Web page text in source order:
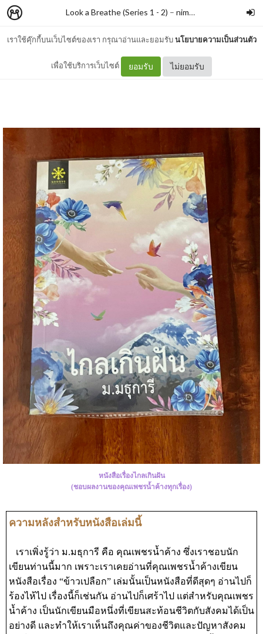
เราใช้คุ๊กกี้บนเว็บไซต์ของเรา กรุณาอ่านและยอมรับนโยบายความเป็นส่วนตัว
เพื่อใช้บริการเว็บไซต์ ยอมรับ ไม่ยอมรับ
Look a Breathe (Series 1 - 2) – nimon
รีวิวหนังสือเรื่อง ไกลเกินฝัน
หนังสือเรื่องไกลเกินฝัน
(ชอบผลงานของคุณเพชรน้ำค้างทุกเรื่อง)
ความหลังสำหรับหนังสือเล่มนี้
เราเพิ่งรู้ว่า ม.มธุการี คือ คุณเพชรน้ำค้าง ซึ่งเราชอบนัก
เขียนท่านนี้มาก เพราะเราเคยอ่านที่คุณเพชรน้ำค้างเขียน
หนังสือเรื่อง “ข้าวเปลือก” เล่มนั้นเป็นหนังสือที่ดีสุดๆ อ่านไปก็
ร้องไห้ไป เรื่องนี้ก็เช่นกัน อ่านไปก็เศร้าไป แต่สำหรับคุณเพชร
น้ำค้าง เป็นนักเขียนมือหนึ่งที่เขียนสะท้อนชีวิตกับสังคมได้เป็น
อย่างดี และทำให้เราเห็นถึงคุณค่าของชีวิตและปัญหาสังคม